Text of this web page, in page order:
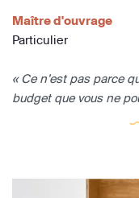
Maître d'ouvrage
Particulier
« Ce n’est pas parce
budget que vous ne